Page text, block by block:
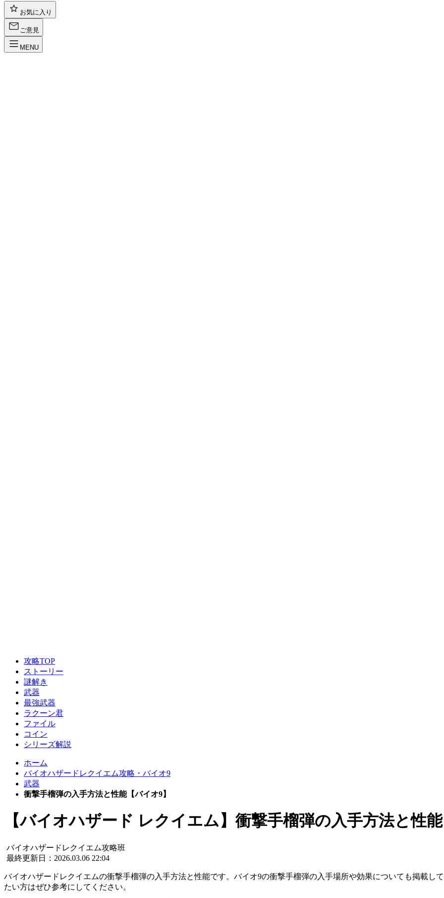
お気に入り
ご意見
MENU
攻略TOP
ストーリー
謎解き
武器
最強武器
ラクーン君
ファイル
コイン
シリーズ解説
ホーム
バイオハザードレクイエム攻略・バイオ9
武器
衝撃手榴弾の入手方法と性能【バイオ9】
【バイオハザード レクイエム】衝撃手榴弾の入手方法と性能
バイオハザードレクイエム攻略班
最終更新日：2026.03.06 22:04
バイオハザードレクイエムの衝撃手榴弾の入手方法と性能です。バイオ9の衝撃手榴弾の入手場所や効果についても掲載し
たい方はぜひ参考にしてください。